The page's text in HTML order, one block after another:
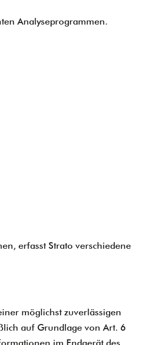
Analyseprogrammen.
erfasst Strato verschiedene
möglichst zuverlässigen
auf Grundlage von Art. 6
im Endgerät des